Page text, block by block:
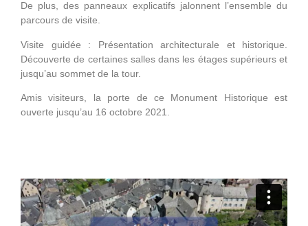
De plus, des panneaux explicatifs jalonnent l’ensemble du
parcours de visite.
Visite guidée : Présentation architecturale et historique.
Découverte de certaines salles dans les étages supérieurs et
jusqu’au sommet de la tour.
Amis visiteurs, la porte de ce Monument Historique est
ouverte jusqu’au 16 octobre 2021.